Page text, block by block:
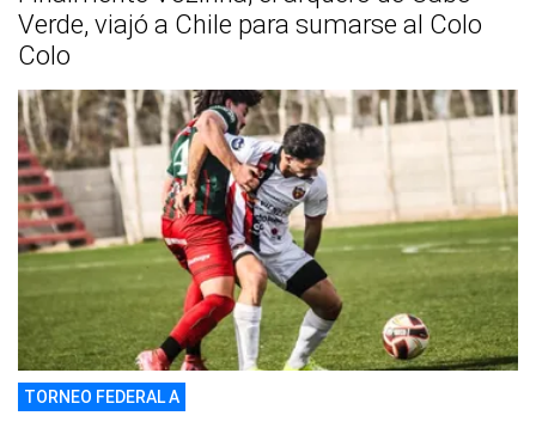
Verde, viajó a Chile para sumarse al Colo
Colo
TORNEO FEDERAL A